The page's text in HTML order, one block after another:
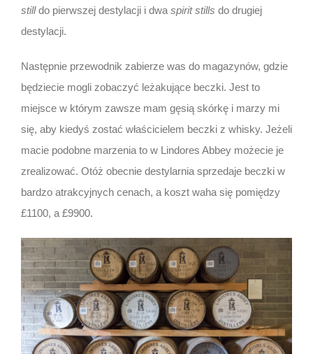
stilldo pierwszej destylacji i dwa spirit stills do drugiej
destylacji.
Następnie przewodnik zabierze was do magazynów, gdzie
będziecie mogli zobaczyć leżakujące beczki. Jest to
miejsce w którym zawsze mam gęsią skórkę i marzy mi
się, aby kiedyś zostać właścicielem beczki z whisky. Jeżeli
macie podobne marzenia to w Lindores Abbey możecie je
zrealizować. Otóż obecnie destylarnia sprzedaje beczki w
bardzo atrakcyjnych cenach, a koszt waha się pomiędzy
£1100, a £9900.